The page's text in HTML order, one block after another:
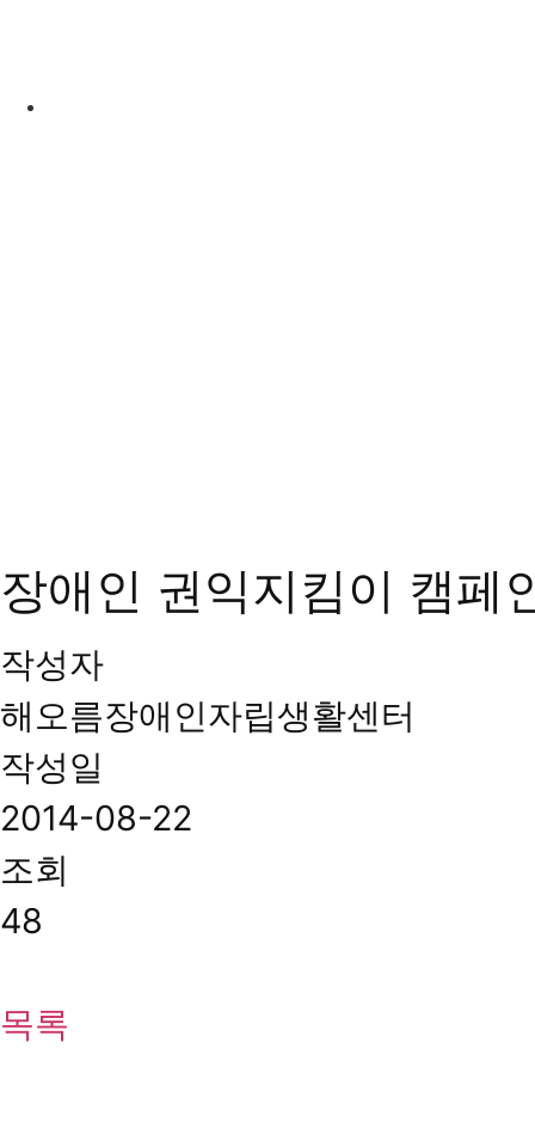
장애인 권익지킴이 캠페
작성자
해오름장애인자립생활센터
작성일
2014-08-22
조회
48
목록